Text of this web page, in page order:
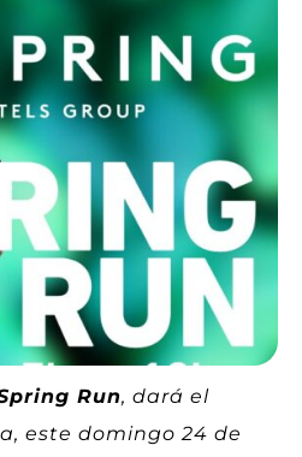
Run, dará el
este domingo 24 de